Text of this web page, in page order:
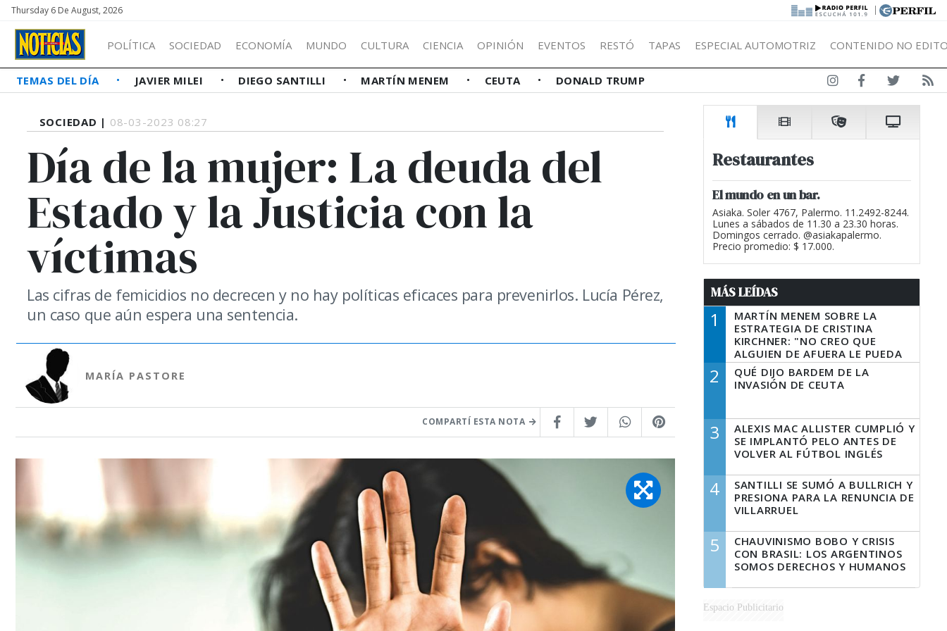
Thursday 6 De August, 2026 |
POLÍTICA SOCIEDAD ECONOMÍA MUNDO CULTURA CIENCIA OPINIÓN EVENTOS RESTÓ TAPAS ESPECIAL AUTOMOTRIZ CONTENIDO NO
TEMAS DEL DÍA JAVIER MILEI DIEGO SANTILLI MARTÍN MENEM CEUTA DONALD TRUMP
SOCIEDAD | 08-03-2023 08:27
Día de la mujer: La deuda del
Estado y la Justicia con la
víctimas
Las cifras de femicidios no decrecen y no hay políticas eficaces para prevenirlos. Lucía Pérez,
un caso que aún espera una sentencia.
MARÍA PASTORE
COMPARTÍ ESTA NOTA
Restaurantes
El mundo en un bar.
Asiaka. Soler 4767, Palermo. 11.2492-8244.
Lunes a sábados de 11.30 a 23.30 horas.
Domingos cerrado. @asiakapalermo.
Precio promedio: $ 17.000.
MÁS LEÍDAS
1
MARTÍN MENEM SOBRE LA
ESTRATEGIA DE CRISTINA
KIRCHNER: "NO CREO QUE
ALGUIEN DE AFUERA LE PUEDA
DECIR A LA JUSTICIA LO QUE
TIENE QUE HACER"
2
QUÉ DIJO BARDEM DE LA
INVASIÓN DE CEUTA
3
ALEXIS MAC ALLISTER CUMPLIÓ Y
SE IMPLANTÓ PELO ANTES DE
VOLVER AL FÚTBOL INGLÉS
4
SANTILLI SE SUMÓ A BULLRICH Y
PRESIONA PARA LA RENUNCIA DE
VILLARRUEL
5
CHAUVINISMO BOBO Y CRISIS
CON BRASIL: LOS ARGENTINOS
SOMOS DERECHOS Y HUMANOS
Espacio Publicitario